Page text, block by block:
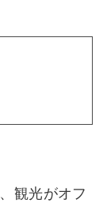
観光がオフ